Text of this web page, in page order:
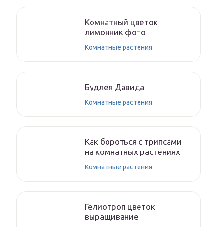
Комнатный цветок
лимонник фото
Комнатные растения
Будлея Давида
Комнатные растения
Как бороться с трипсами
на комнатных растениях
Комнатные растения
Гелиотроп цветок
выращивание